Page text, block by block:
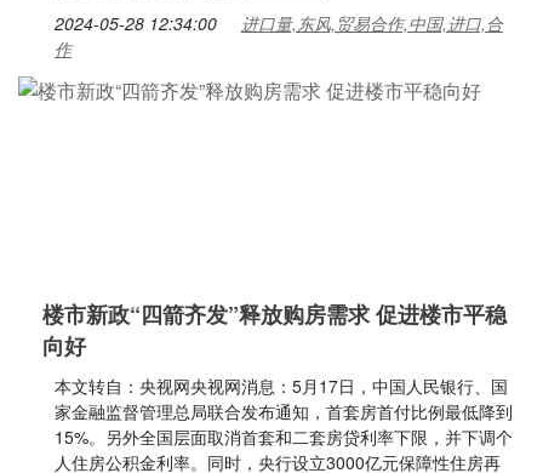
2024-05-28 12:34:00
进口量,东风,贸易合作,中国,进口,合
作
楼市新政“四箭齐发”释放购房需求 促进楼市平稳
向好
本文转自：央视网央视网消息：5月17日，中国人民银行、国
家金融监督管理总局联合发布通知，首套房首付比例最低降到
15%。另外全国层面取消首套和二套房贷利率下限，并下调个
人住房公积金利率。同时，央行设立3000亿元保障性住房再